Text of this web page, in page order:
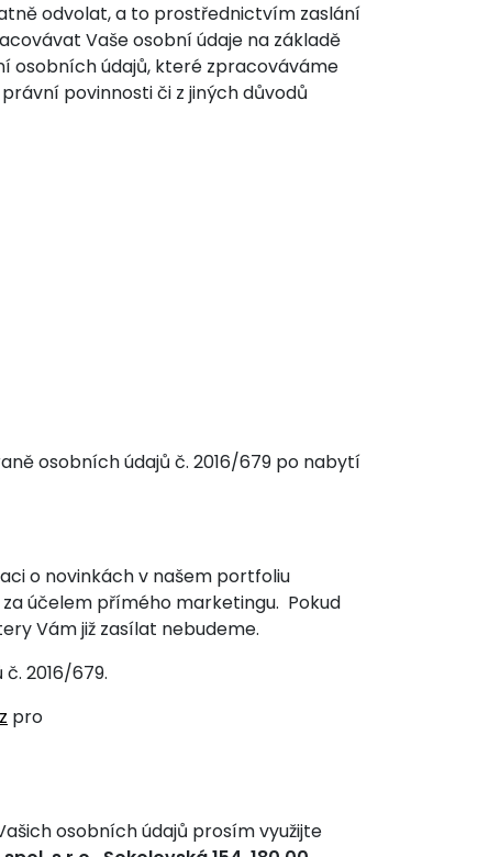
odvolat, a to prostřednictvím zaslání
Vaše osobní údaje na základě
osobních údajů, které zpracováváme
povinnosti či z jiných důvodů
osobních údajů č. 2016/679 po nabytí
o novinkách v našem portfoliu
účelem přímého marketingu. Pokud
Vám již zasílat nebudeme.
2016/679.
pro
osobních údajů prosím využijte